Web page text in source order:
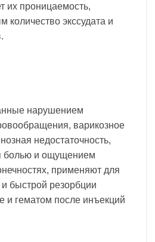
их проницаемость,
экссудата и
нарушением
варикозное
недостаточность,
болью и ощущением
применяют для
быстрой резорбции
и гематом после инъекций